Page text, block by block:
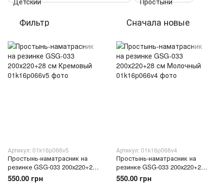
Фильтр Сначала новые
Артикул: 01k16p066v5
Простынь-наматрасник на
резинке GSG-033 200х220+28
см Кремовый
550.00 грн
Артикул: 01k16p066v4
Простынь-наматрасник на
резинке GSG-033 200х220+28
см Молочный
550.00 грн